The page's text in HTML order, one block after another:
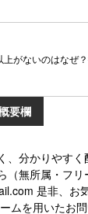
上がないのはなぜ
要欄
、分かりやす
無所属・フリ
是非、お
ムを用いたお